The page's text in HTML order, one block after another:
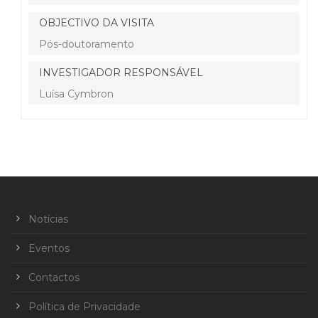
OBJECTIVO DA VISITA
Pós-doutoramento
INVESTIGADOR RESPONSÁVEL
Luísa Cymbron
Notícias
Eventos
Contactos
Política de Privacidade